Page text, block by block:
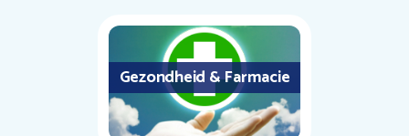
Gezondheid & Farmacie